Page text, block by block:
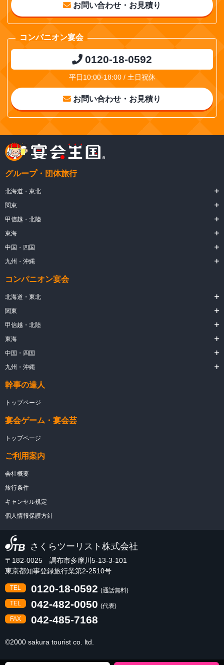
お問い合わせ・お見積り
コンパニオン宴会
0120-18-0592
平日10:00-18:00 / 土日祝休
お問い合わせ・お見積り
グループ・団体旅行
北海道・東北
関東
甲信越・北陸
東海
中国・四国
九州・沖縄
コンパニオン宴会
北海道・東北
関東
甲信越・北陸
東海
中国・四国
九州・沖縄
幹事の達人
トップページ
宴会ゲーム・宴会芸
トップページ
ご利用案内
会社概要
旅行条件
キャンセル規定
個人情報保護方針
さくらツーリスト株式会社
〒182-0025 調布市多摩川5-13-3-101
東京都知事登録旅行業第2-2510号
TEL 0120-18-0592 (通話無料)
TEL
042-482-0050 (代表)
FAX
042-485-7168
©2000 sakura tourist co. ltd.